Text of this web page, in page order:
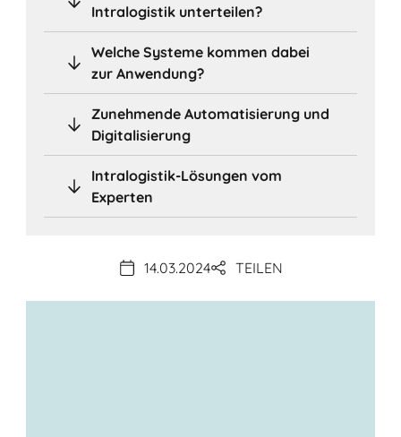
Intralogistik unterteilen?
Welche Systeme kommen dabei
zur Anwendung?
Zunehmende Automatisierung und
Digitalisierung
Intralogistik-Lösungen vom
Experten
14.03.2024 TEILEN